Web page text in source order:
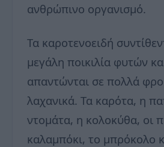
ανθρώπινο οργανισμό.
Τα καροτενοειδή
μεγάλη ποικιλία φυτών
απαντώνται σε πολλά
λαχανικά. Τα καρότα, η
ντομάτα, η κολοκύθα, οι
καλαμπόκι, το μπρόκολο